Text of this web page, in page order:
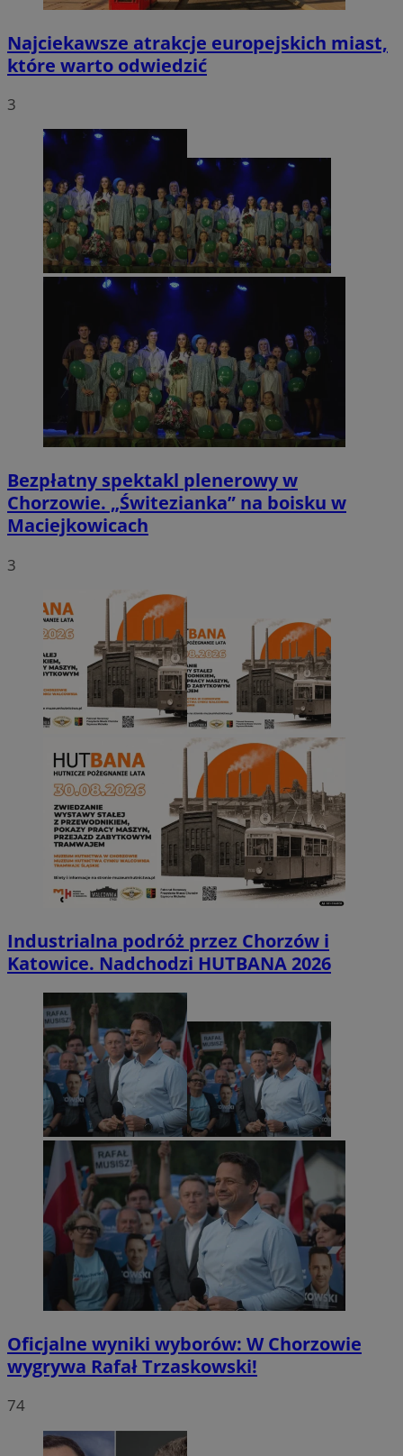
Najciekawsze atrakcje europejskich miast,
które warto odwiedzić
3
Bezpłatny spektakl plenerowy w
Chorzowie. „Świtezianka” na boisku w
Maciejkowicach
3
Industrialna podróż przez Chorzów i
Katowice. Nadchodzi HUTBANA 2026
Oficjalne wyniki wyborów: W Chorzowie
wygrywa Rafał Trzaskowski!
74